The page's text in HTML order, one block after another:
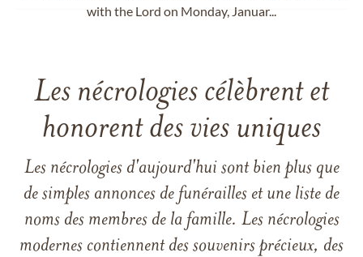
with the Lord on Monday, Januar...
Les nécrologies célèbrent et
honorent des vies uniques
Les nécrologies d'aujourd'hui sont bien plus que
de simples annonces de funérailles et une liste de
noms des membres de la famille. Les nécrologies
modernes contiennent des souvenirs précieux, des